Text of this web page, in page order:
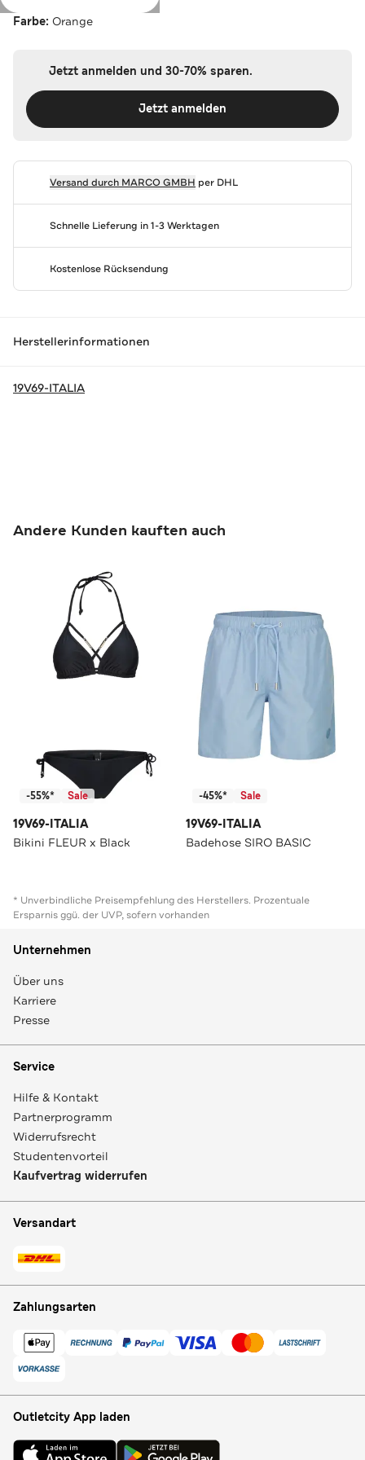
Farbe: Orange
Jetzt anmelden und 30-70% sparen.
Jetzt anmelden
Versand durch MARCO GMBH per DHL
Schnelle Lieferung in 1-3 Werktagen
Kostenlose Rücksendung
Herstellerinformationen
19V69-ITALIA
Andere Kunden kauften auch
-55%* Sale
19V69-ITALIA
Bikini FLEUR x Black
-45%* Sale
19V69-ITALIA
Badehose SIRO BASIC
* Unverbindliche Preisempfehlung des Herstellers. Prozentuale
Ersparnis ggü. der UVP, sofern vorhanden
Unternehmen
Über uns
Karriere
Presse
Service
Hilfe & Kontakt
Partnerprogramm
Widerrufsrecht
Studentenvorteil
Kaufvertrag widerrufen
Versandart
Zahlungsarten
Outletcity App laden